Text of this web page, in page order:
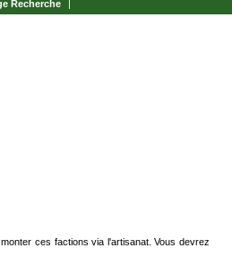
Recherche |
ces factions via l'artisanat. Vous devrez